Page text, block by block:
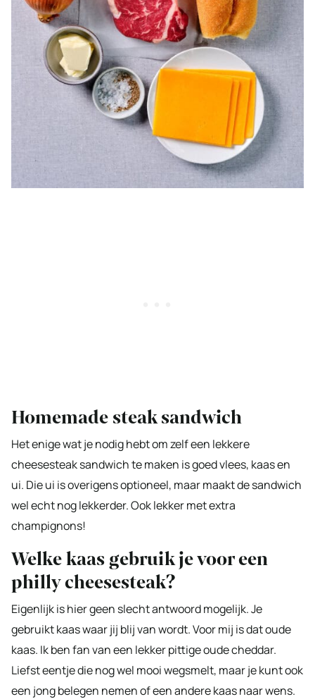
Homemade steak sandwich
Het enige wat je nodig hebt om zelf een lekkere
cheesesteak sandwich te maken is goed vlees, kaas en
ui. Die ui is overigens optioneel, maar maakt de sandwich
wel echt nog lekkerder. Ook lekker met extra
champignons!
Welke kaas gebruik je voor een
philly cheesesteak?
Eigenlijk is hier geen slecht antwoord mogelijk. Je
gebruikt kaas waar jij blij van wordt. Voor mij is dat oude
kaas. Ik ben fan van een lekker pittige oude cheddar.
Liefst eentje die nog wel mooi wegsmelt, maar je kunt ook
een jong belegen nemen of een andere kaas naar wens.